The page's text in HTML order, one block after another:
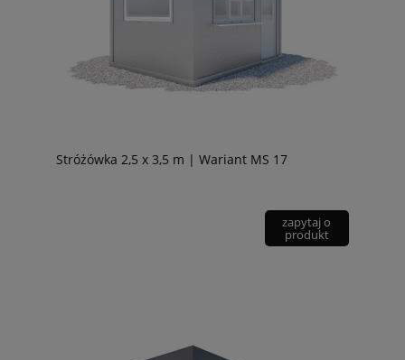
Stróżówka 2,5 x 3,5 m | Wariant MS 17
zapytaj o
produkt